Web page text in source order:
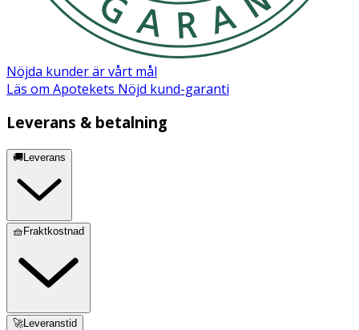
Nöjda kunder är vårt mål
Läs om Apotekets Nöjd kund-garanti
Leverans & betalning
🚚Leverans
🧺Fraktkostnad
🚀Leveranstid